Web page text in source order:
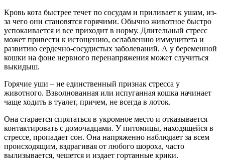
Кровь кота быстрее течет по сосудам и приливает к ушам, из-
за чего они становятся горячими. Обычно животное быстро
успокаивается и все приходит в норму. Длительный стресс
может привести к истощению, ослаблению иммунитета и
развитию сердечно-сосудистых заболеваний. А у беременной
кошки на фоне нервного перенапряжения может случиться
выкидыш.
Горячие уши – не единственный признак стресса у
животного. Взволнованная или испуганная кошка начинает
чаще ходить в туалет, причем, не всегда в лоток.
Она старается спрятаться в укромное место и отказывается
контактировать с домочадцами. У питомицы, находящейся в
стрессе, пропадает сон. Она напряженно наблюдает за всем
происходящим, вздрагивая от любого шороха, часто
вылизывается, чешется и издает гортанные крики.